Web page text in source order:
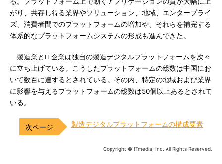
がり、共存し得る業界やソリューション、地域、エンタープライ
ズ、消費者間でのプラットフォームの増加や、それらを補完する
体系的なプラットフォームシステムの形成も進んできた。
製造業とIT企業は独自の製造デジタルプラットフォームを次々
に立ち上げている。こうしたプラットフォームの総数は中国にお
いて数百に達するとされている。その内、特定の地域および業界
に影響を与えるプラットフォームの総数は50個以上あるとされて
いる。
製造デジタルプラットフォームの構成要素
Copyright © ITmedia, Inc. All Rights Reserved.